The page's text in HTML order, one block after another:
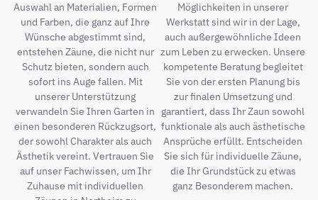
Auswahl an Materialien, Formen
und Farben, die ganz auf Ihre
Wünsche abgestimmt sind,
entstehen Zäune, die nicht nur
Schutz bieten, sondern auch
sofort ins Auge fallen. Mit
unserer Unterstützung
verwandeln Sie Ihren Garten in
einen besonderen Rückzugsort,
der sowohl Charakter als auch
Ästhetik vereint. Vertrauen Sie
auf unser Fachwissen, um Ihr
Zuhause mit individuellen
Möglichkeiten in unserer
Werkstatt sind wir in der Lage,
auch außergewöhnliche Ideen
zum Leben zu erwecken. Unsere
kompetente Beratung begleitet
Sie von der ersten Planung bis
zur finalen Umsetzung und
garantiert, dass Ihr Zaun sowohl
funktionale als auch ästhetische
Ansprüche erfüllt. Entscheiden
Sie sich für individuelle Zäune,
die Ihr Grundstück zu etwas
ganz Besonderem machen.